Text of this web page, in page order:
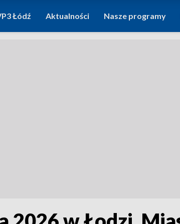
Łódź Aktualności Nasze programy